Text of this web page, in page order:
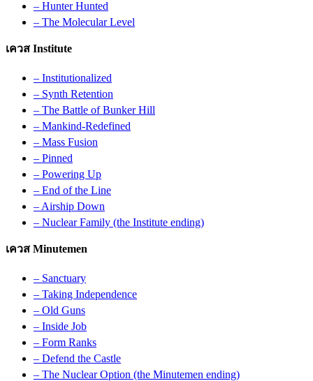
– Hunter Hunted
– The Molecular Level
เควส Institute
– Institutionalized
– Synth Retention
– The Battle of Bunker Hill
– Mankind-Redefined
– Mass Fusion
– Pinned
– Powering Up
– End of the Line
– Airship Down
– Nuclear Family (the Institute ending)
เควส Minutemen
– Sanctuary
– Taking Independence
– Old Guns
– Inside Job
– Form Ranks
– Defend the Castle
– The Nuclear Option (the Minutemen ending)